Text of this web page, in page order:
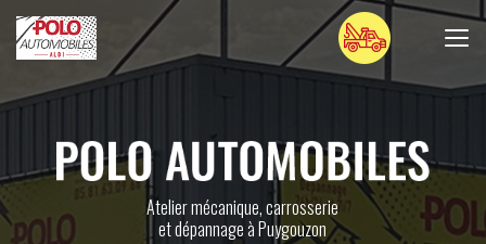
au
contenu
Atelier mécanique, carrosserie
et dépannage à Puygouzon